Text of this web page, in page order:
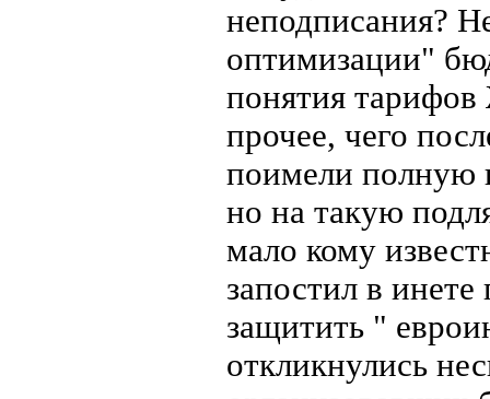
неподписания?
оптимизации"
понятия
прочее, чего
поимели полную
но на такую
мало кому
запостил в
защитить "
откликнулись